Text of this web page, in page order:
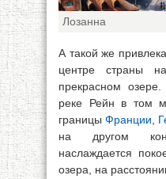
Лозанна
А такой же
центре страны
прекрасном
реке Рейн в том
границыФранции
на другом
наслаждается
озера, на